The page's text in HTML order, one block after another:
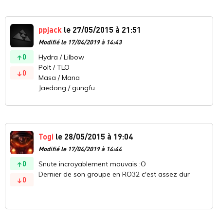
0
0
ppjack le 27/05/2015 à 21:51
Modifié le 17/04/2019 à 14:43
Hydra / Lilbow
Polt / TLO
Masa / Mana
Jaedong / gungfu
0
0
Togi le 28/05/2015 à 19:04
Modifié le 17/04/2019 à 14:44
Snute incroyablement mauvais :O
Dernier de son groupe en RO32 c'est assez dur